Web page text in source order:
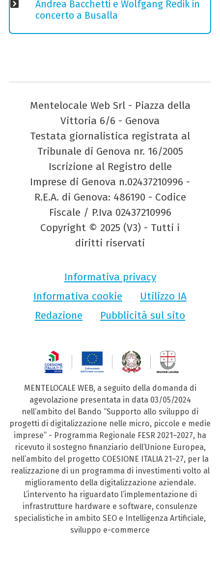
Andrea Bacchetti e Wolfgang Redik in
concerto a Busalla
Mentelocale Web Srl - Piazza della
Vittoria 6/6 - Genova
Testata giornalistica registrata al
Tribunale di Genova nr. 16/2005
Iscrizione al Registro delle
Imprese di Genova n.02437210996 -
R.E.A. di Genova: 486190 - Codice
Fiscale / P.Iva 02437210996
Copyright © 2025 (V3) - Tutti i
diritti riservati
Informativa privacy
Informativa cookie
Utilizzo IA
Redazione
Pubblicità sul sito
MENTELOCALE WEB, a seguito della domanda di
agevolazione presentata in data 03/05/2024
nell’ambito del Bando “Supporto allo sviluppo di
progetti di digitalizzazione nelle micro, piccole e medie
imprese” - Programma Regionale FESR 2021–2027, ha
ricevuto il sostegno finanziario dell’Unione Europea,
nell’ambito del progetto COESIONE ITALIA 21–27, per la
realizzazione di un programma di investimenti volto al
miglioramento della digitalizzazione aziendale.
L’intervento ha riguardato l’implementazione di
infrastrutture hardware e software, consulenze
specialistiche in ambito SEO e Intelligenza Artificiale,
sviluppo e-commerce